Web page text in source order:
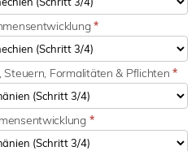
*
Steuern, Formalitäten & Pflichten*
*